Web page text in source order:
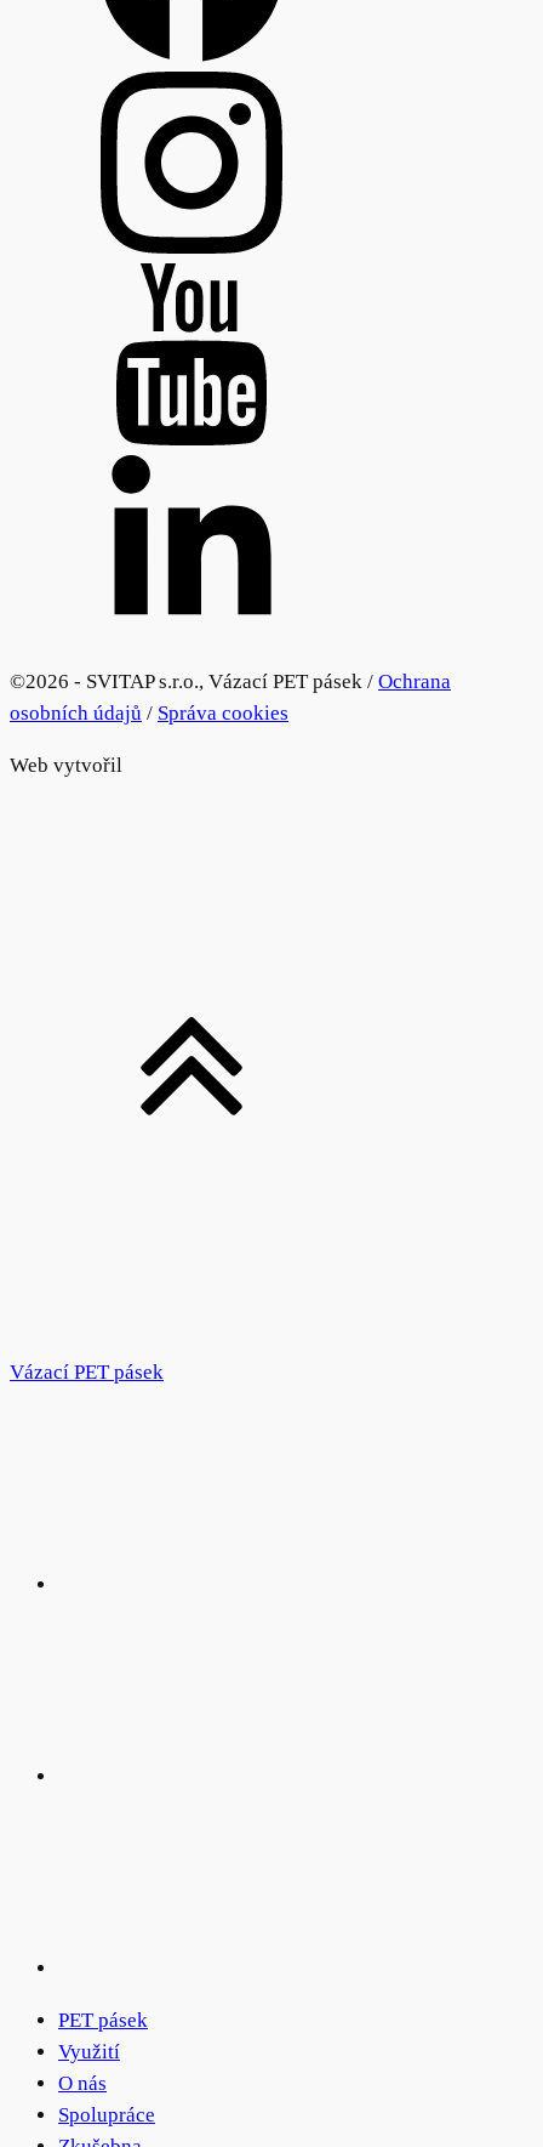
©2026 - SVITAP s.r.o., Vázací PET pásek / Ochrana
osobních údajů / Správa cookies
Web vytvořil
Vázací PET pásek
PET pásek
Využití
O nás
Spolupráce